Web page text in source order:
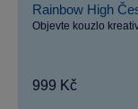
Rainbow High
Objevte kouzlo
999 Kč